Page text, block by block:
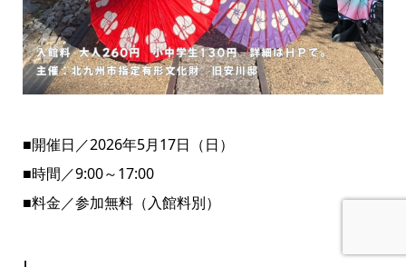
■開催日／2026年5月17日（日）
■時間／9:00～17:00
■料金／参加無料（入館料別）